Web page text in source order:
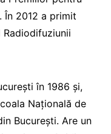
În 2012 a primit
Radiodifuziunii
în 1986 și,
Națională de
București. Are un